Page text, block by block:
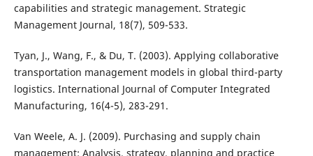
capabilities and strategic management. Strategic
Management Journal, 18(7), 509-533.
Tyan, J., Wang, F., & Du, T. (2003). Applying collaborative
transportation management models in global third-party
logistics. International Journal of Computer Integrated
Manufacturing, 16(4-5), 283-291.
Van Weele, A. J. (2009). Purchasing and supply chain
management: Analysis, strategy, planning and practice